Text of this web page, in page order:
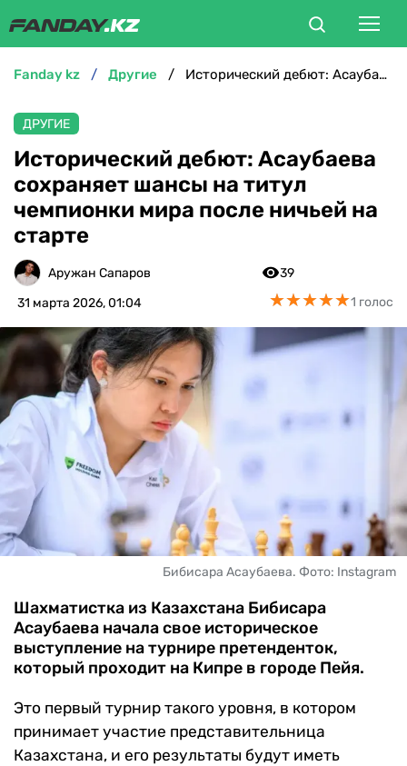
БОКС
ММА
ТЕННИС
ХОККЕЙ
ФУТЗАЛ
ВЕЛОСПОРТ
ЧМ-2026
ДРУГИЕ
БУКМЕКЕРЫ
fanday kz другие Исторический дебют: Асаубаева сохраняет шансы на титул чемпионки мира после ничьей на старте
ДРУГИЕ
Исторический дебют: Асаубаева
сохраняет шансы на титул
чемпионки мира после ничьей на
старте
Аружан Сапаров
31 марта 2026, 01:04
39
★★★★★
★★★★★1 голос
Бибисара Асаубаева. Фото: Instagram
Шахматистка из Казахстана Бибисара
Асаубаева начала свое историческое
выступление на турнире претенденток,
который проходит на Кипре в городе Пейя.
Это первый турнир такого уровня, в котором
принимает участие представительница
Казахстана, и его результаты будут иметь